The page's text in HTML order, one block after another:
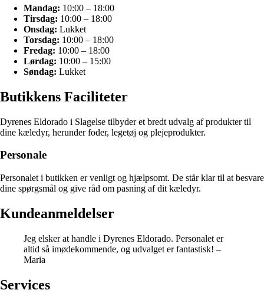
Mandag: 10:00 – 18:00
Tirsdag: 10:00 – 18:00
Onsdag: Lukket
Torsdag: 10:00 – 18:00
Fredag: 10:00 – 18:00
Lørdag: 10:00 – 15:00
Søndag: Lukket
Butikkens Faciliteter
Dyrenes Eldorado i Slagelse tilbyder et bredt udvalg af produkter til
dine kæledyr, herunder foder, legetøj og plejeprodukter.
Personale
Personalet i butikken er venligt og hjælpsomt. De står klar til at besvare
dine spørgsmål og give råd om pasning af dit kæledyr.
Kundeanmeldelser
Jeg elsker at handle i Dyrenes Eldorado. Personalet er
altid så imødekommende, og udvalget er fantastisk! –
Maria
Services